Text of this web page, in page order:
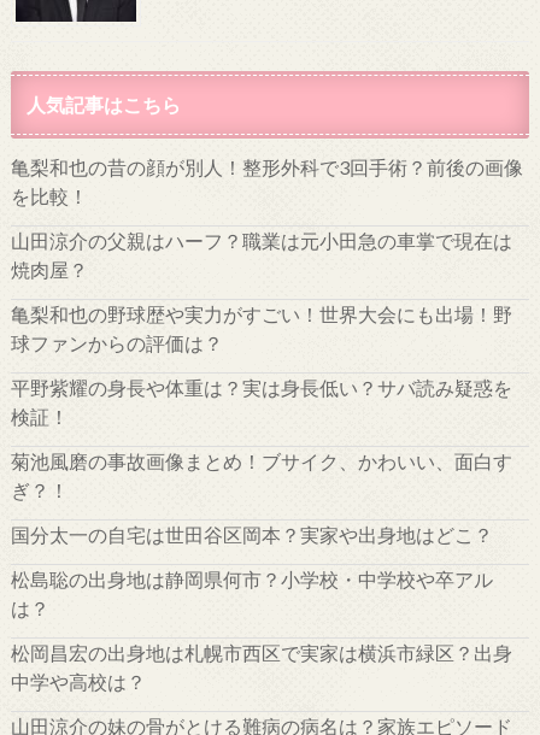
人気記事はこちら
亀梨和也の昔の顔が別人！整形外科で3回手術？前後の画像
を比較！
山田涼介の父親はハーフ？職業は元小田急の車掌で現在は
焼肉屋？
亀梨和也の野球歴や実力がすごい！世界大会にも出場！野
球ファンからの評価は？
平野紫耀の身長や体重は？実は身長低い？サバ読み疑惑を
検証！
菊池風磨の事故画像まとめ！ブサイク、かわいい、面白す
ぎ？！
国分太一の自宅は世田谷区岡本？実家や出身地はどこ？
松島聡の出身地は静岡県何市？小学校・中学校や卒アル
は？
松岡昌宏の出身地は札幌市西区で実家は横浜市緑区？出身
中学や高校は？
山田涼介の妹の骨がとける難病の病名は？家族エピソード